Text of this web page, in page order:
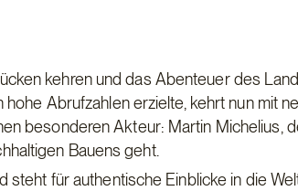
kehren und das Abenteuer des
Abrufzahlen erzielte, kehrt nun mit
besonderen Akteur: Martin Michelius,
Bauens geht.
für authentische Einblicke in die